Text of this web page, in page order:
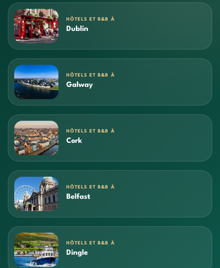
HÔTELS ET B&B À
Dublin
HÔTELS ET B&B À
Galway
HÔTELS ET B&B À
Cork
HÔTELS ET B&B À
Belfast
HÔTELS ET B&B À
Dingle